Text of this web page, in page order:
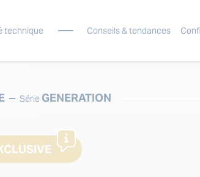
technique Conseils & tendances
Série GENERATION